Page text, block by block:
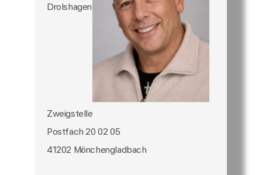
Drolshagen
Zweigstelle
Postfach 20 02 05
41202 Mönchengladbach